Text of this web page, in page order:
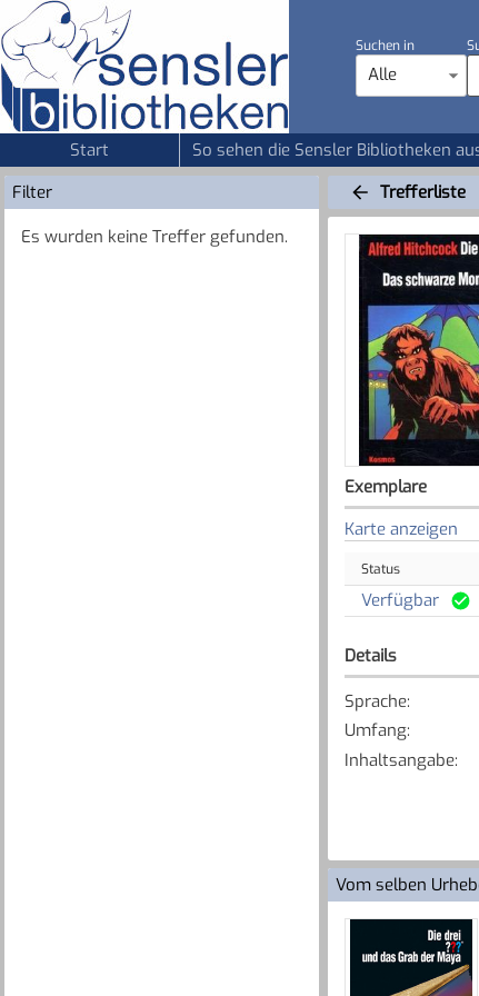
Suchen in
Alle
Start So sehen die Sensler Bibliotheken
Filter
Es wurden keine Treffer gefunden.
Trefferliste
Exemplare
Karte anzeigen
Status
Verfügbar
Details
Sprache:
Umfang:
Inhaltsangabe:
Vom selben